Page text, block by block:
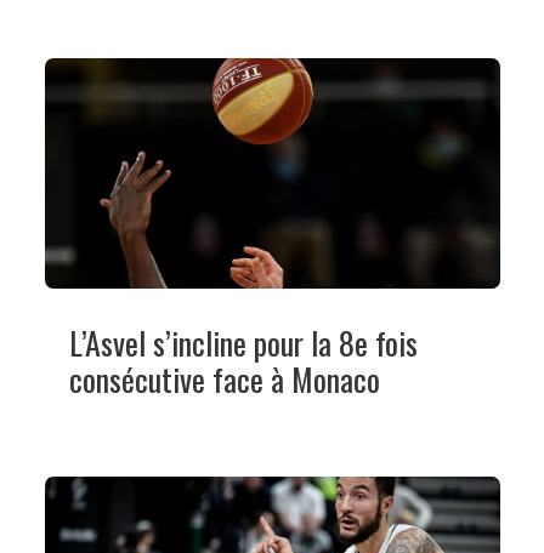
L’Asvel s’incline pour la 8e fois
consécutive face à Monaco